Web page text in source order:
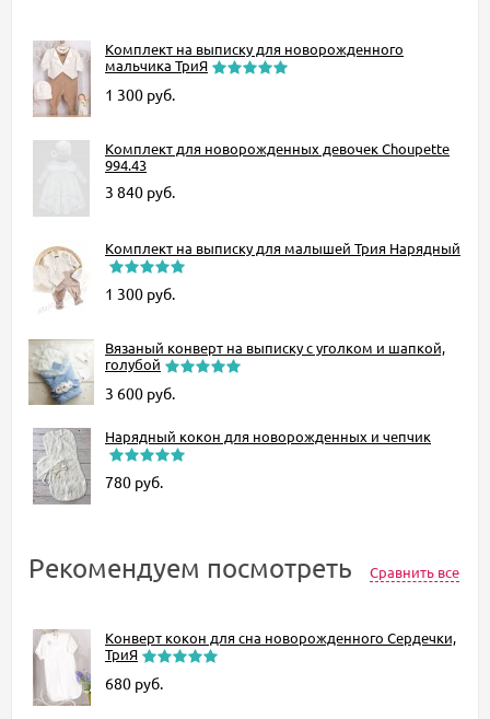
Комплект на выписку для новорожденного
мальчика ТриЯ
1 300 руб.
Комплект для новорожденных девочек Choupette
994.43
3 840 руб.
Комплект на выписку для малышей Трия Нарядный
1 300 руб.
Вязаный конверт на выписку с уголком и шапкой,
голубой
3 600 руб.
Нарядный кокон для новорожденных и чепчик
780 руб.
Рекомендуем посмотреть Сравнить все
Конверт кокон для сна новорожденного Сердечки,
ТриЯ
680 руб.